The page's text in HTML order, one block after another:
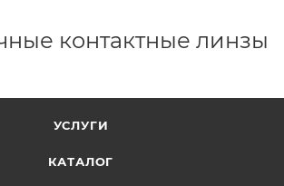
контактные линзы
УСЛУГИ
КАТАЛОГ